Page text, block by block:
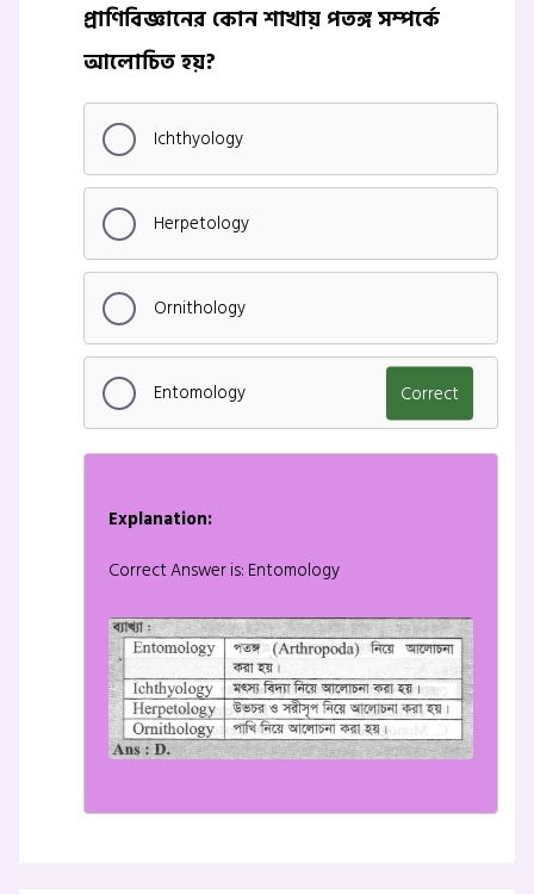
প্রাণিবিজ্ঞানের কোন শাখায় পতঙ্গ সম্পর্কে
আলোচিত হয়?
Ichthyology
Herpetology
Ornithology
Entomology Correct
Explanation:
Correct Answer is: Entomology